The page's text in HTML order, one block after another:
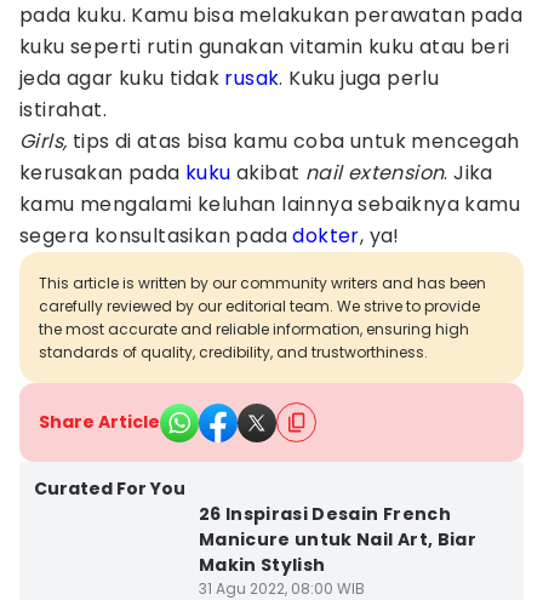
pada kuku. Kamu bisa melakukan perawatan pada
kuku seperti rutin gunakan vitamin kuku atau beri
jeda agar kuku tidak rusak. Kuku juga perlu
istirahat.
Girls, tips di atas bisa kamu coba untuk mencegah
kerusakan pada kuku akibat nail extension. Jika
kamu mengalami keluhan lainnya sebaiknya kamu
segera konsultasikan padadokter, ya!
This article is written by our community writers and has been
carefully reviewed by our editorial team. We strive to provide
the most accurate and reliable information, ensuring high
standards of quality, credibility, and trustworthiness.
Share Article
Curated For You
26 Inspirasi Desain French
Manicure untuk Nail Art, Biar
Makin Stylish
31 Agu 2022, 08:00 WIB